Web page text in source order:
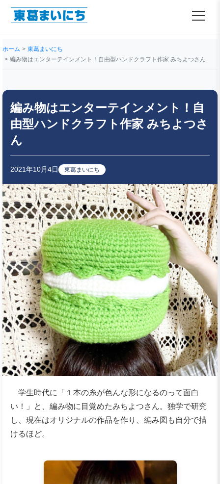
ホーム
東葛まいにち
編み物はエンターテインメント！自由型ハンドクラフト作家 みちよつさん
編み物はエンターテインメント！自
由型ハンドクラフト作家 みちよつさ
ん
2021年10月4日 東葛まいにち
学生時代に「１本の糸が色んな形になるのって面白
い！」と、編み物に目覚めたみちよつさん。独学で研究
し、現在はオリジナルの作品を作り、編み図も自分で描
けるほど。